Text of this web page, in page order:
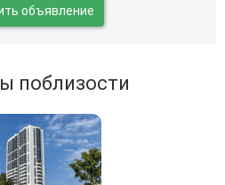
объявление
поблизости